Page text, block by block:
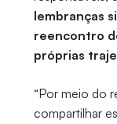
lembranças
reencontro
próprias
“Por meio do
compartilhar